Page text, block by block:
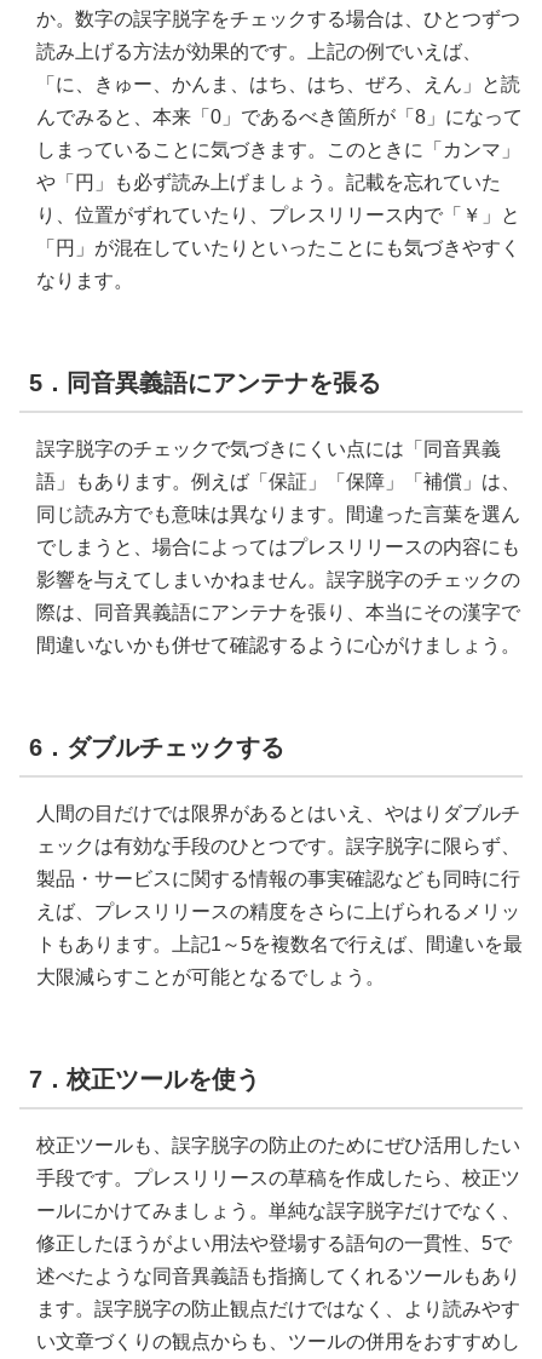
か。数字の誤字脱字をチェックする場合は、ひとつずつ
読み上げる方法が効果的です。上記の例でいえば、
「に、きゅー、かんま、はち、はち、ぜろ、えん」と読
んでみると、本来「0」であるべき箇所が「8」になって
しまっていることに気づきます。このときに「カンマ」
や「円」も必ず読み上げましょう。記載を忘れていた
り、位置がずれていたり、プレスリリース内で「￥」と
「円」が混在していたりといったことにも気づきやすく
なります。
5．同音異義語にアンテナを張る
誤字脱字のチェックで気づきにくい点には「同音異義
語」もあります。例えば「保証」「保障」「補償」は、
同じ読み方でも意味は異なります。間違った言葉を選ん
でしまうと、場合によってはプレスリリースの内容にも
影響を与えてしまいかねません。誤字脱字のチェックの
際は、同音異義語にアンテナを張り、本当にその漢字で
間違いないかも併せて確認するように心がけましょう。
6．ダブルチェックする
人間の目だけでは限界があるとはいえ、やはりダブルチ
ェックは有効な手段のひとつです。誤字脱字に限らず、
製品・サービスに関する情報の事実確認なども同時に行
えば、プレスリリースの精度をさらに上げられるメリッ
トもあります。上記1～5を複数名で行えば、間違いを最
大限減らすことが可能となるでしょう。
7．校正ツールを使う
校正ツールも、誤字脱字の防止のためにぜひ活用したい
手段です。プレスリリースの草稿を作成したら、校正ツ
ールにかけてみましょう。単純な誤字脱字だけでなく、
修正したほうがよい用法や登場する語句の一貫性、5で
述べたような同音異義語も指摘してくれるツールもあり
ます。誤字脱字の防止観点だけではなく、より読みやす
い文章づくりの観点からも、ツールの併用をおすすめし